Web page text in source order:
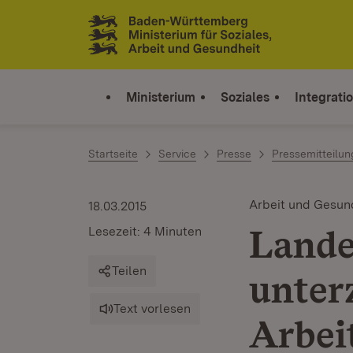
Zum Inhalt springen
Link zur Startseite
Ministerium Soziales
Startseite Service Presse
Arbeit und
18.03.2015
Lesezeit: 4 Minuten
Teilen
Text vorlesen